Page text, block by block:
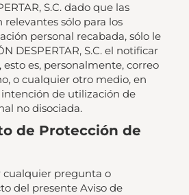
S.C. dado que las
sólo para los
personal recabada, sólo le
DESPERTAR, S.C. el notificar
es, personalmente, correo
o cualquier otro medio, en
de utilización de
no disociada.
de Protección de
cualquier pregunta o
del presente Aviso de